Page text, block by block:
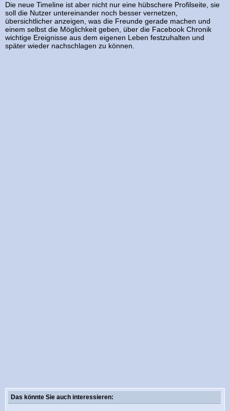
Die neue Timeline ist aber nicht nur eine hübschere Profilseite, sie
soll die Nutzer untereinander noch besser vernetzen,
übersichtlicher anzeigen, was die Freunde gerade machen und
einem selbst die Möglichkeit geben, über die Facebook Chronik
wichtige Ereignisse aus dem eigenen Leben festzuhalten und
später wieder nachschlagen zu können.
Das könnte Sie auch interessieren: